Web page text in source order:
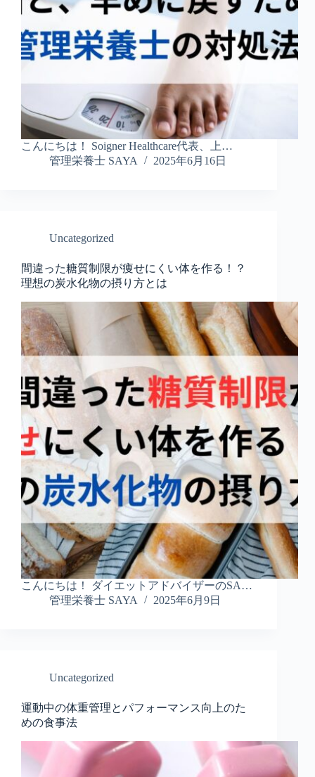
こんにちは！ Soigner Healthcare代表、上…
管理栄養士 SAYA
2025年6月16日
Uncategorized
間違った糖質制限が痩せにくい体を作る！？
理想の炭水化物の摂り方とは
こんにちは！ ダイエットアドバイザーのSA…
管理栄養士 SAYA
2025年6月9日
Uncategorized
運動中の体重管理とパフォーマンス向上のた
めの食事法